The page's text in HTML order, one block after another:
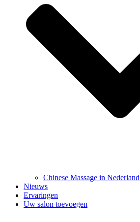
Chinese Massage in Nederland
Nieuws
Ervaringen
Uw salon toevoegen